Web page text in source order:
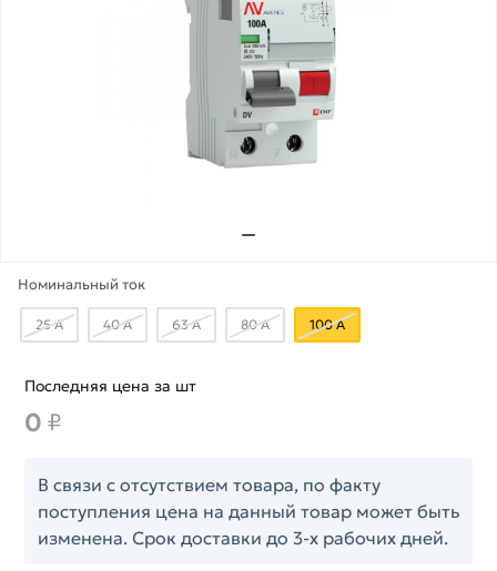
Номинальный ток
25 А 40 А 63 А 80 А 100 А
Последняя цена за шт
0 ₽
В связи с отсутствием товара, по факту
поступления цена на данный товар может быть
изменена. Срок доставки до 3-х рабочих дней.